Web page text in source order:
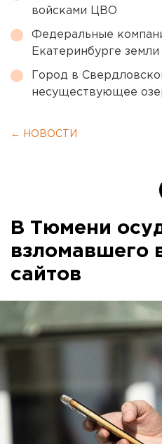
войсками ЦВО
Федеральные
Екатеринбурге
Город в
несуществующее
← НОВОСТИ
В Тюмени
взломавшего
сайтов